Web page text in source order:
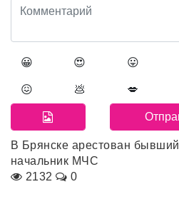
😀 😍 😛
😖 💩 💋
В Брянске арестован бывший
начальник МЧС
2132
0